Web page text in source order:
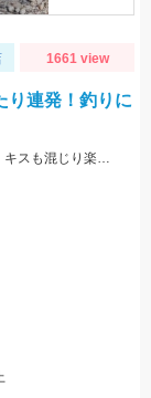
1661 view
連発！釣りに
エサは石ゴガイ、メゴチのアタリは途切れることなく！キスも混じり楽しめました♪